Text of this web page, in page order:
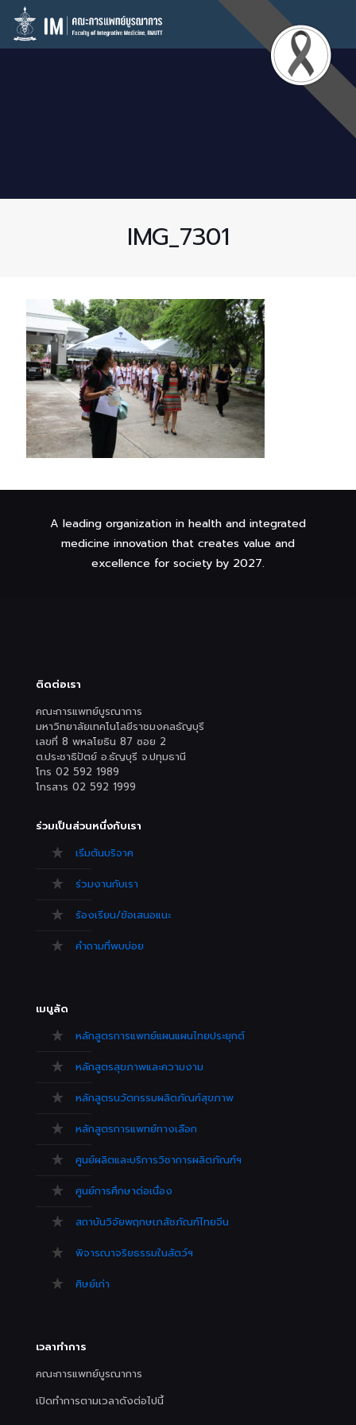
IMG_7301
A leading organization in health and integrated
medicine innovation that creates value and
excellence for society by 2027.
ติดต่อเรา
คณะการแพทย์บูรณาการ
มหาวิทยาลัยเทคโนโลยีราชมงคลธัญบุรี
เลขที่ 8 พหลโยธิน 87 ซอย 2
ต.ประชาธิปัตย์ อ.ธัญบุรี จ.ปทุมธานี
โทร 02 592 1989
โทรสาร 02 592 1999
ร่วมเป็นส่วนหนึ่งกับเรา
เริ่มต้นบริจาค
ร่วมงานกับเรา
ร้องเรียน/ข้อเสนอแนะ
คำถามที่พบบ่อย
เมนูลัด
หลักสูตรการแพทย์แผนแผนไทยประยุกต์
หลักสูตรสุขภาพและความงาม
หลักสูตรนวัตกรรมผลิตภัณฑ์สุขภาพ
หลักสูตรการแพทย์ทางเลือก
ศูนย์ผลิตและบริการวิชาการผลิตภัณฑ์ฯ
ศูนย์การศึกษาต่อเนื่อง
สถาบันวิจัยพฤกษเภสัชภัณฑ์ไทยจีน
พิจารณาจริยธรรมในสัตว์ฯ
ศิษย์เก่า
เวลาทำการ
คณะการแพทย์บูรณาการ
เปิดทำการตามเวลาดังต่อไปนี้